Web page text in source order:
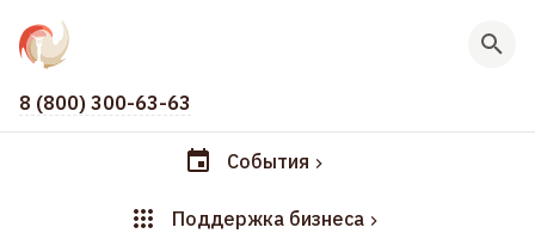
8 (800) 300-63-63
События
Поддержка бизнеса